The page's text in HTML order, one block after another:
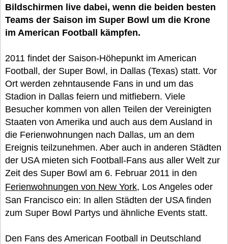
Bildschirmen live dabei, wenn die beiden besten
Teams der Saison im Super Bowl um die Krone
im American Football kämpfen.
2011 findet der Saison-Höhepunkt im American
Football, der Super Bowl, in Dallas (Texas) statt. Vor
Ort werden zehntausende Fans in und um das
Stadion in Dallas feiern und mitfiebern. Viele
Besucher kommen von allen Teilen der Vereinigten
Staaten von Amerika und auch aus dem Ausland in
die Ferienwohnungen nach Dallas, um an dem
Ereignis teilzunehmen. Aber auch in anderen Städten
der USA mieten sich Football-Fans aus aller Welt zur
Zeit des Super Bowl am 6. Februar 2011 in den
Ferienwohnungen von New York, Los Angeles oder
San Francisco ein: In allen Städten der USA finden
zum Super Bowl Partys und ähnliche Events statt.
Den Fans des American Football in Deutschland